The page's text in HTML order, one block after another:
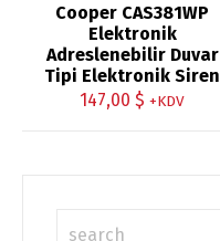
Cooper CAS381WP
Elektronik
Adreslenebilir Duvar
Tipi Elektronik Siren
147,00 $ +KDV